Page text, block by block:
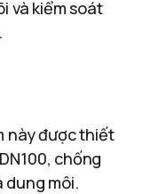
và kiểm soát
này được thiết
chống
dung môi.